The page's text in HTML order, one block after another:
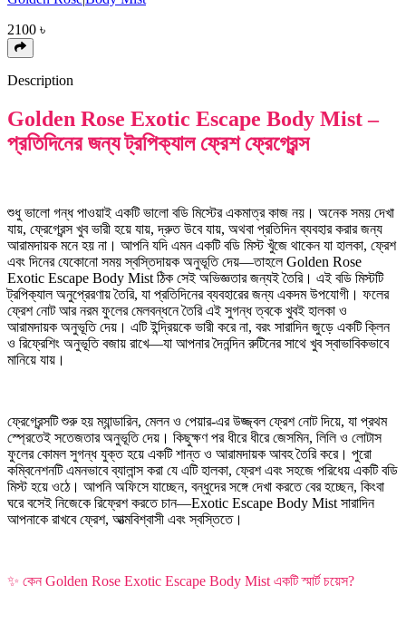
2100 ৳
Description
Golden Rose Exotic Escape Body Mist –
প্রতিদিনের জন্য ট্রপিক্যাল ফ্রেশ ফ্রেগ্রেন্স
শুধু ভালো গন্ধ পাওয়াই একটি ভালো বডি মিস্টের একমাত্র কাজ নয়। অনেক সময় দেখা
যায়, ফ্রেগ্রেন্স খুব ভারী হয়ে যায়, দ্রুত উবে যায়, অথবা প্রতিদিন ব্যবহার করার জন্য
আরামদায়ক মনে হয় না। আপনি যদি এমন একটি বডি মিস্ট খুঁজে থাকেন যা হালকা, ফ্রেশ
এবং দিনের যেকোনো সময় স্বস্তিদায়ক অনুভূতি দেয়—তাহলে Golden Rose
Exotic Escape Body Mist ঠিক সেই অভিজ্ঞতার জন্যই তৈরি। এই বডি মিস্টটি
ট্রপিক্যাল অনুপ্রেরণায় তৈরি, যা প্রতিদিনের ব্যবহারের জন্য একদম উপযোগী। ফলের
ফ্রেশ নোট আর নরম ফুলের মেলবন্ধনে তৈরি এই সুগন্ধ ত্বকে খুবই হালকা ও
আরামদায়ক অনুভূতি দেয়। এটি ইন্দ্রিয়কে ভারী করে না, বরং সারাদিন জুড়ে একটি ক্লিন
ও রিফ্রেশিং অনুভূতি বজায় রাখে—যা আপনার দৈনন্দিন রুটিনের সাথে খুব স্বাভাবিকভাবে
মানিয়ে যায়।
ফ্রেগ্রেন্সটি শুরু হয় ম্যান্ডারিন, মেলন ও পেয়ার-এর উজ্জ্বল ফ্রেশ নোট দিয়ে, যা প্রথম
স্প্রেতেই সতেজতার অনুভূতি দেয়। কিছুক্ষণ পর ধীরে ধীরে জেসমিন, লিলি ও লোটাস
ফুলের কোমল সুগন্ধ যুক্ত হয়ে একটি শান্ত ও আরামদায়ক আবহ তৈরি করে। পুরো
কম্বিনেশনটি এমনভাবে ব্যালান্স করা যে এটি হালকা, ফ্রেশ এবং সহজে পরিধেয় একটি বডি
মিস্ট হয়ে ওঠে। আপনি অফিসে যাচ্ছেন, বন্ধুদের সঙ্গে দেখা করতে বের হচ্ছেন, কিংবা
ঘরে বসেই নিজেকে রিফ্রেশ করতে চান—Exotic Escape Body Mist সারাদিন
আপনাকে রাখবে ফ্রেশ, আত্মবিশ্বাসী এবং স্বস্তিতে।
✨ কেন Golden Rose Exotic Escape Body Mist একটি স্মার্ট চয়েস?